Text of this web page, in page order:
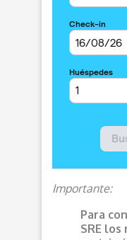
Importante:
Para
SRE